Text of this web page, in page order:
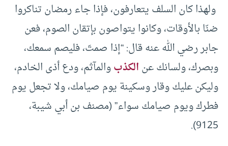
ولهذا كان السلف يتعارفون، فإذا جاء رمضان تناكروا
ضنّا بالأوقات، وكانوا يتواصون بإتقان الصوم، فعن
جابر رضي الله عنه قال: “إذا صمتَ، فليصم سمعك،
وبصرك، ولسانك عنالكذبوالمآثم، ودع أذى الخادم،
وليكن عليك وقار وسكينة يوم صيامك، ولا تجعل يوم
فطرك ويوم صيامك سواء” (مصنف بن أبي شيبة،
9125).